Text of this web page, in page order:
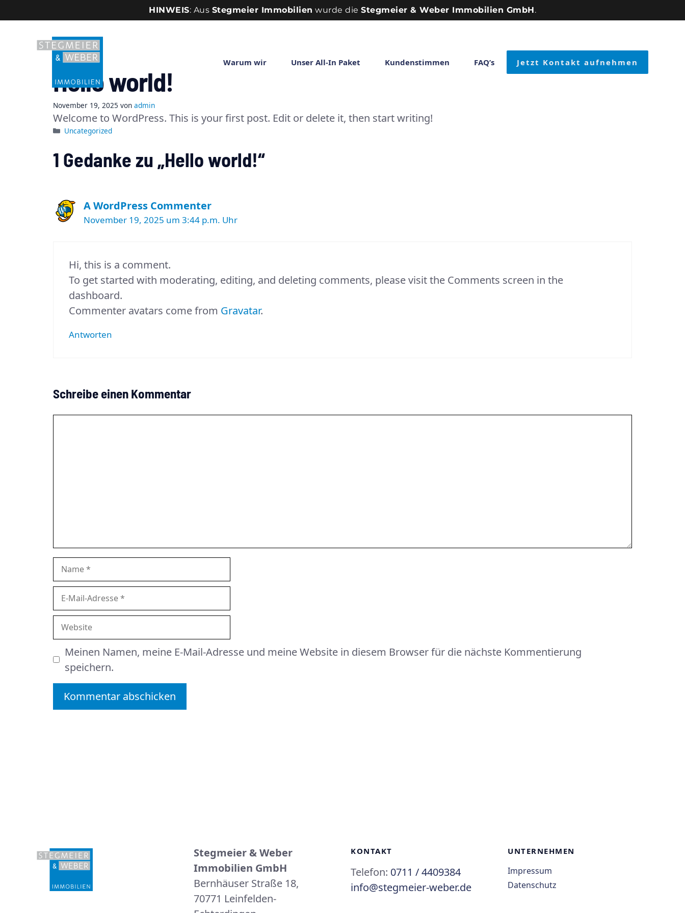
HINWEIS: Aus Stegmeier Immobilien wurde die Stegmeier & Weber Immobilien GmbH.
Warum wir Unser All-In Paket Kundenstimmen FAQ’s Jetzt Kontakt aufnehmen
Hello world!
November 19, 2025 von admin
Welcome to WordPress. This is your first post. Edit or delete it, then start writing!
Kategorien
Uncategorized
1 Gedanke zu „Hello world!“
A WordPress Commenter
November 19, 2025 um 3:44 p.m. Uhr
Hi, this is a comment.
To get started with moderating, editing, and deleting comments, please visit the Comments screen in the
dashboard.
Commenter avatars come from Gravatar.
Antworten
Schreibe einen Kommentar
Meinen Namen, meine E-Mail-Adresse und meine Website in diesem Browser für die nächste Kommentierung
speichern.
Stegmeier & Weber
Immobilien GmbH
Bernhäuser Straße 18,
70771 Leinfelden-
KONTAKT
Telefon: 0711 / 4409384
info@stegmeier-weber.de
UNTERNEHMEN
Impressum
Datenschutz